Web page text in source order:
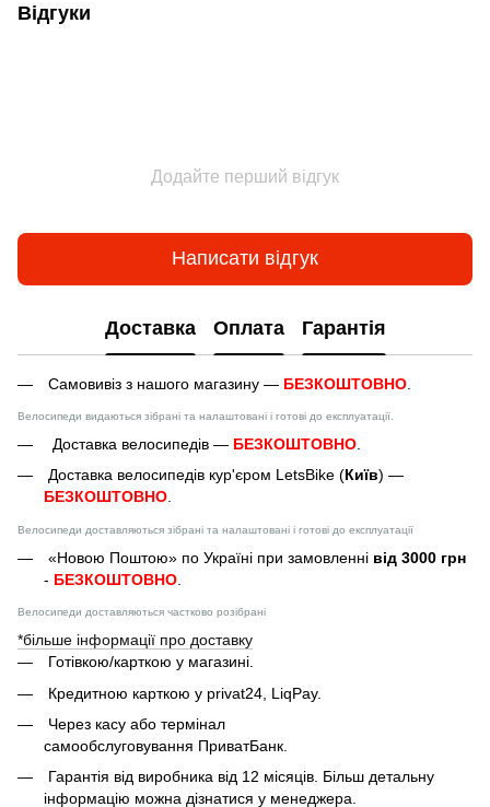
Відгуки
Додайте перший відгук
Написати відгук
Доставка Оплата Гарантія
Самовивіз з нашого магазину — БЕЗКОШТОВНО
Велосипеди видаються зібрані та налаштовані і готові до експлуатації.
Доставка велосипедів — БЕЗКОШТОВНО
Доставка велосипедів кур'єром LetsBike (Київ) —
БЕЗКОШТОВНО.
Велосипеди доставляються зібрані та налаштовані і готові до експлуатації
«Новою Поштою» по Україні при замовленні від 3000 грн
- БЕЗКОШТОВНО
Велосипеди доставляються частково розібрані
*більше інформації про доставку
Готівкою/карткою у магазині.
Кредитною карткою у privat24, LiqPay.
Через касу або термінал
самообслуговування ПриватБанк.
Гарантія від виробника від 12 місяців. Більш детальну
інформацію можна дізнатися у менеджера.